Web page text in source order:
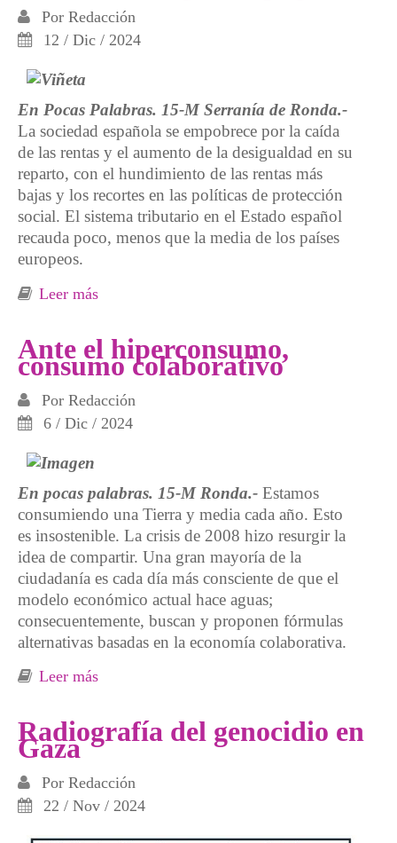
Por Redacción
12 / Dic / 2024
En Pocas Palabras. 15-M Serranía de Ronda.-
La sociedad española se empobrece por la caída
de las rentas y el aumento de la desigualdad en su
reparto, con el hundimiento de las rentas más
bajas y los recortes en las políticas de protección
social. El sistema tributario en el Estado español
recauda poco, menos que la media de los países
europeos.
Leer más
Ante el hiperconsumo,
consumo colaborativo
Por Redacción
6 / Dic / 2024
En pocas palabras. 15-M Ronda.- Estamos
consumiendo una Tierra y media cada año. Esto
es insostenible. La crisis de 2008 hizo resurgir la
idea de compartir. Una gran mayoría de la
ciudadanía es cada día más consciente de que el
modelo económico actual hace aguas;
consecuentemente, buscan y proponen fórmulas
alternativas basadas en la economía colaborativa.
Leer más
Radiografía del genocidio en
Gaza
Por Redacción
22 / Nov / 2024